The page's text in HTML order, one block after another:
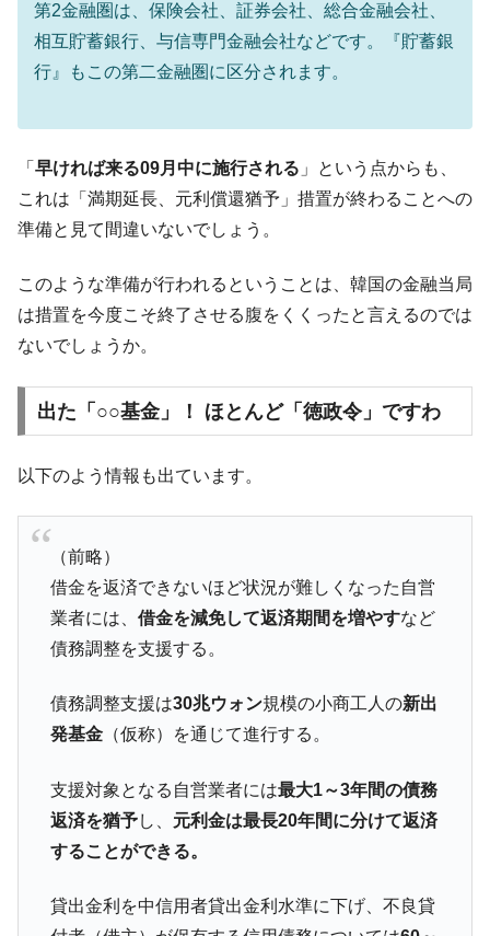
第2金融圏は、保険会社、証券会社、総合金融会社、
相互貯蓄銀行、与信専門金融会社などです。『貯蓄銀
行』もこの第二金融圏に区分されます。
「 早ければ来る09月中に施行される 」という点からも、
これは「満期延長、元利償還猶予」措置が終わることへの
準備と見て間違いないでしょう。
このような準備が行われるということは、韓国の金融当局
は措置を今度こそ終了させる腹をくくったと言えるのでは
ないでしょうか。
出た「○○基金」！ ほとんど「徳政令」ですわ
以下のよう情報も出ています。
（前略）
借金を返済できないほど状況が難しくなった自営
業者には、 借金を減免して返済期間を増やすなど
債務調整を支援する。
債務調整支援は30兆ウォン規模の小商工人の新出
発基金（仮称）を通じて進行する。
支援対象となる自営業者には最大1～3年間の債務
返済を猶予し、 元利金は最長20年間に分けて返済
することができる。
貸出金利を中信用者貸出金利水準に下げ、不良貸